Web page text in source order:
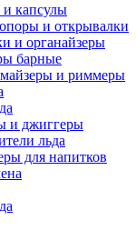
капсулы
и открывалки
и органайзеры
барные
и риммеры
и джиггеры
льда
для напитков